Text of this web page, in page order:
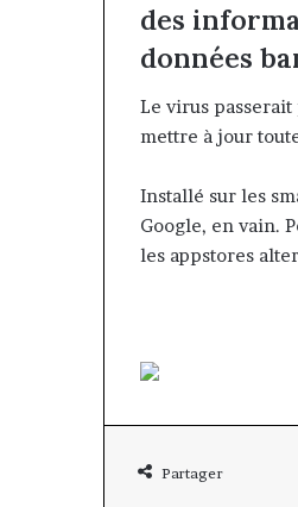
des
données
Le virus passerait
mettre à jour
Installé sur les
Google, en vain.
les appstores
Partager